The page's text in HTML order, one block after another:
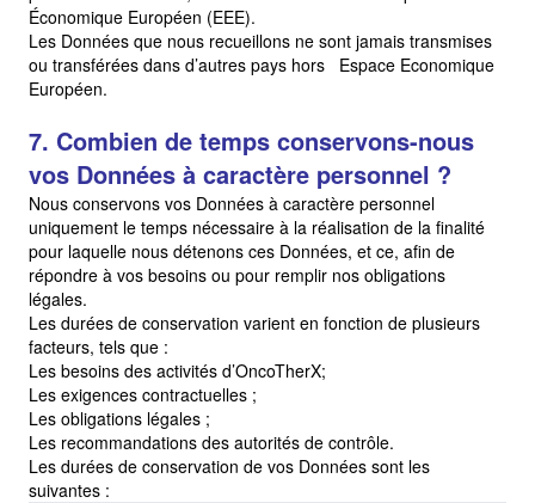
Économique Européen (EEE).
Les Données que nous recueillons ne sont jamais transmises
ou transférées dans d’autres pays hors Espace Economique
Européen.
7. Combien de temps conservons-nous
vos Données à caractère personnel ?
Nous conservons vos Données à caractère personnel
uniquement le temps nécessaire à la réalisation de la finalité
pour laquelle nous détenons ces Données, et ce, afin de
répondre à vos besoins ou pour remplir nos obligations
légales.
Les durées de conservation varient en fonction de plusieurs
facteurs, tels que :
Les besoins des activités d’OncoTherX;
Les exigences contractuelles ;
Les obligations légales ;
Les recommandations des autorités de contrôle.
Les durées de conservation de vos Données sont les
suivantes :